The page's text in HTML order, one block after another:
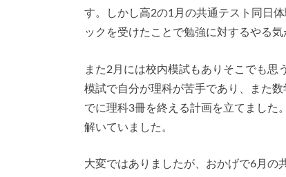
す。しかし高2の1月の共通テスト同日
ックを受けたことで勉強に対するやる気
また2月には校内模試もありそこでも
模試で自分が理科が苦手であり、また
でに理科3冊を終える計画を立てました
解いていました。
大変ではありましたが、おかげで6月の